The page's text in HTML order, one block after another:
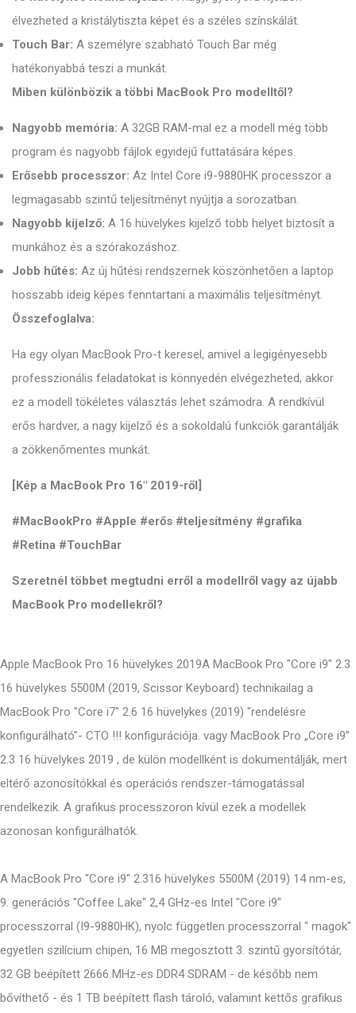
élvezheted a kristálytiszta képet és a széles színskálát.
Touch Bar: A személyre szabható Touch Bar még
hatékonyabbá teszi a munkát.
Miben különbözik a többi MacBook Pro modelltől?
Nagyobb memória: A 32GB RAM-mal ez a modell még több
program és nagyobb fájlok egyidejű futtatására képes.
Erősebb processzor: Az Intel Core i9-9880HK processzor a
legmagasabb szintű teljesítményt nyújtja a sorozatban.
Nagyobb kijelző: A 16 hüvelykes kijelző több helyet biztosít a
munkához és a szórakozáshoz.
Jobb hűtés: Az új hűtési rendszernek köszönhetően a laptop
hosszabb ideig képes fenntartani a maximális teljesítményt.
Összefoglalva:
Ha egy olyan MacBook Pro-t keresel, amivel a legigényesebb
professzionális feladatokat is könnyedén elvégezheted, akkor
ez a modell tökéletes választás lehet számodra. A rendkívül
erős hardver, a nagy kijelző és a sokoldalú funkciók garantálják
a zökkenőmentes munkát.
[Kép a MacBook Pro 16" 2019-ről]
#MacBookPro #Apple #erős #teljesítmény #grafika
#Retina #TouchBar
Szeretnél többet megtudni erről a modellről vagy az újabb
MacBook Pro modellekről?
Apple MacBook Pro 16 hüvelykes 2019A MacBook Pro "Core i9" 2.3
16 hüvelykes 5500M (2019, Scissor Keyboard) technikailag a
MacBook Pro "Core i7" 2.6 16 hüvelykes (2019) "rendelésre
konfigurálható"- CTO !!! konfigurációja. vagy MacBook Pro „Core i9”
2.3 16 hüvelykes 2019 , de külön modellként is dokumentálják, mert
eltérő azonosítókkal és operációs rendszer-támogatással
rendelkezik. A grafikus processzoron kívül ezek a modellek
azonosan konfigurálhatók.
A MacBook Pro "Core i9" 2.316 hüvelykes 5500M (2019) 14 nm-es,
9. generációs "Coffee Lake" 2,4 GHz-es Intel "Core i9"
processzorral (I9-9880HK), nyolc független processzorral " magok"
egyetlen szilícium chipen, 16 MB megosztott 3. szintű gyorsítótár,
32 GB beépített 2666 MHz-es DDR4 SDRAM - de később nem
bővíthető - és 1 TB beépített flash tároló, valamint kettős grafikus